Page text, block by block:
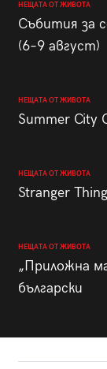
НЕЩАТА ОТ ЖИВОТА
Събития за
(6–9 август)
НЕЩАТА ОТ ЖИВОТА
Summer City
НЕЩАТА ОТ ЖИВОТА
Stranger
НЕЩАТА ОТ ЖИВОТА
„Приложна
български